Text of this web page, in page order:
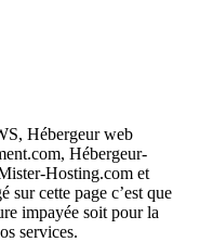
Hébergeur web
Hébergeur-
Hosting.com et
sur cette page c’est que
impayée soit pour la
services.